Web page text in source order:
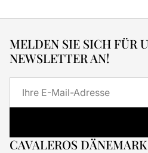
MELDEN SIE SICH FÜR
NEWSLETTER AN!
E-
Mail
CAVALEROS DÄNEMARK